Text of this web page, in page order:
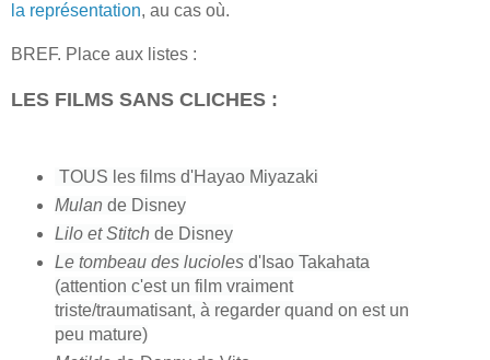
la représentation, au cas où.
BREF. Place aux listes :
LES FILMS SANS CLICHES :
TOUS l es films d'Hayao Miyazaki
Mulan de Disney
Lilo et Stitch de Disney
Le tombeau des lucioles d'Isao Takahata
(attention c'est un film vraiment
triste/traumatisant, à regarder quand on est un
peu mature)